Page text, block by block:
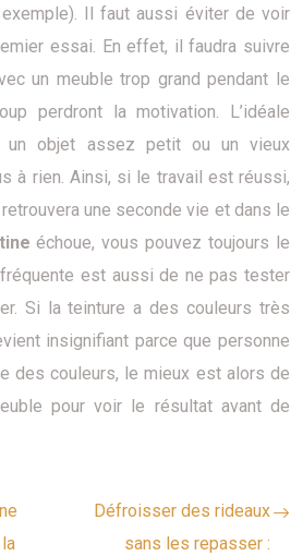
Il faut aussi éviter de voir
essai. En effet, il faudra suivre
un meuble trop grand pendant le
perdront la motivation. L’idéale
un objet assez petit ou un vieux
à rien. Ainsi, si le travail est réussi,
une seconde vie et dans le
échoue, vous pouvez toujours le
est aussi de ne pas tester
Si la teinture a des couleurs très
insignifiant parce que personne
des couleurs, le mieux est alors de
pour voir le résultat avant de
Défroisser des rideaux
sans les repasser :